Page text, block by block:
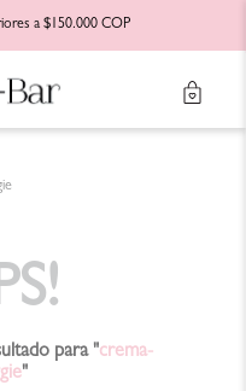
a $150.000 COP
para "crema-
"